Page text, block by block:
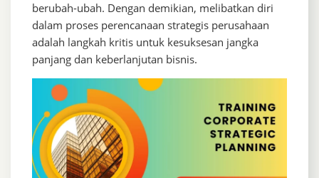
berubah-ubah. Dengan demikian, melibatkan diri
dalam proses perencanaan strategis perusahaan
adalah langkah kritis untuk kesuksesan jangka
panjang dan keberlanjutan bisnis.